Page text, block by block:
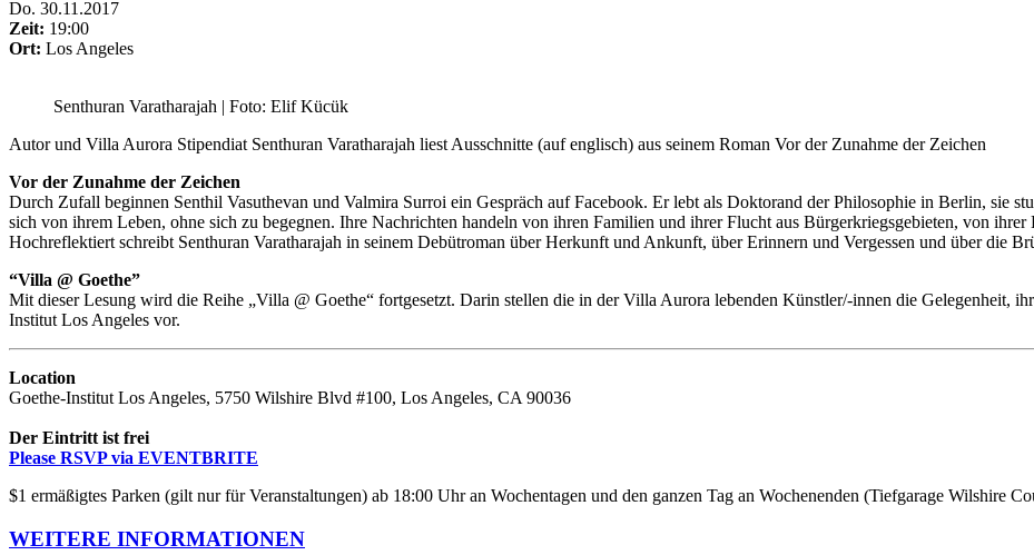
Do. 30.11.2017
Zeit: 19:00
Ort: Los Angeles
Senthuran Varatharajah | Foto: Elif Kücük
Autor und Villa Aurora Stipendiat Senthuran Varatharajah liest Ausschnitte (auf englisch) aus seinem Roman Vor der Zunahme der Zeichen
Vor der Zunahme der Zeichen
Durch Zufall beginnen Senthil Vasuthevan und Valmira Surroi ein Gespräch auf Facebook. Er lebt als Doktorand der Philosophie in Berlin, sie
sich von ihrem Leben, ohne sich zu begegnen. Ihre Nachrichten handeln von ihren Familien und ihrer Flucht aus Bürgerkriegsgebieten, von
Hochreflektiert schreibt Senthuran Varatharajah in seinem Debütroman über Herkunft und Ankunft, über Erinnern und Vergessen und über die
“Villa @ Goethe”
Mit dieser Lesung wird die Reihe „Villa @ Goethe“ fortgesetzt. Darin stellen die in der Villa Aurora lebenden Künstler/-innen die Gelegenheit,
Institut Los Angeles vor.
Location
Goethe-Institut Los Angeles, 5750 Wilshire Blvd #100, Los Angeles, CA 90036
Der Eintritt ist frei
Please RSVP via EVENTBRITE
$1 ermäßigtes Parken (gilt nur für Veranstaltungen) ab 18:00 Uhr an Wochentagen und den ganzen Tag an Wochenenden (Tiefgarage Wilshire
WEITERE INFORMATIONEN